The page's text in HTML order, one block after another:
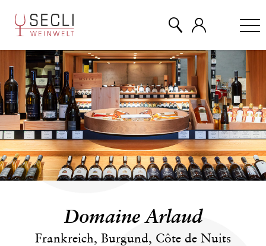
Domaine Arlaud
Frankreich, Burgund, Côte de Nuits
WEINE
CHAMPAGNER
& MEHR
ÜBER UNS